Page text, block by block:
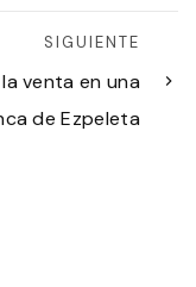
SIGUIENTE
venta en una
de Ezpeleta